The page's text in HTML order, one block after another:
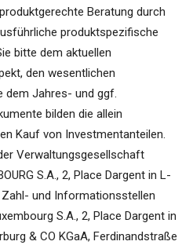
Beratung durch
produktspezifische
bitte dem aktuellen
den wesentlichen
dem Jahres- und ggf.
bilden die allein
Kauf von Investmentanteilen.
Verwaltungsgesellschaft
S.A., 2, Place Dargent in L-
und Informationsstellen
S.A., 2, Place Dargent in
& CO KGaA, Ferdinandstraße